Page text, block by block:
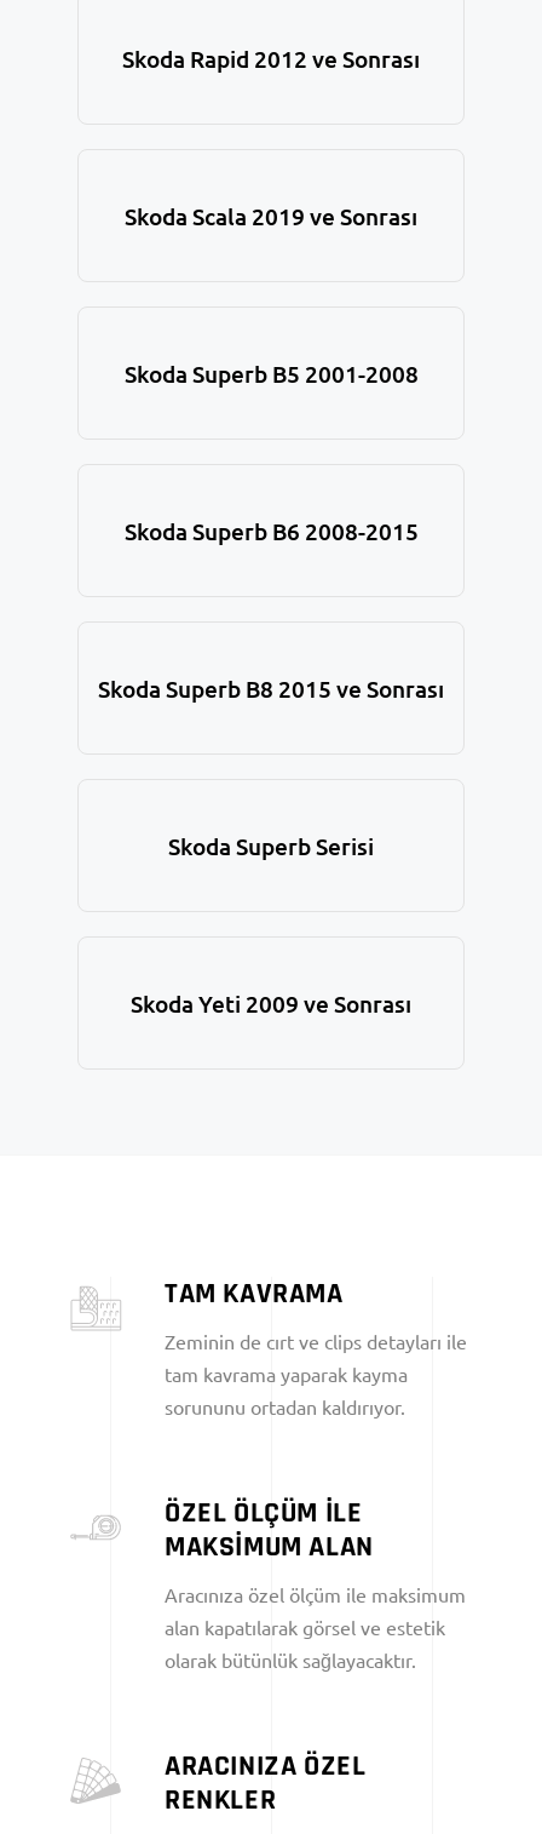
Skoda Rapid 2012 ve Sonrası
Skoda Scala 2019 ve Sonrası
Skoda Superb B5 2001-2008
Skoda Superb B6 2008-2015
Skoda Superb B8 2015 ve Sonrası
Skoda Superb Serisi
Skoda Yeti 2009 ve Sonrası
TAM KAVRAMA
Zeminin de cırt ve clips detayları ile
tam kavrama yaparak kayma
sorununu ortadan kaldırıyor.
ÖZEL ÖLÇÜM İLE
MAKSİMUM ALAN
Aracınıza özel ölçüm ile maksimum
alan kapatılarak görsel ve estetik
olarak bütünlük sağlayacaktır.
ARACINIZA ÖZEL
RENKLER